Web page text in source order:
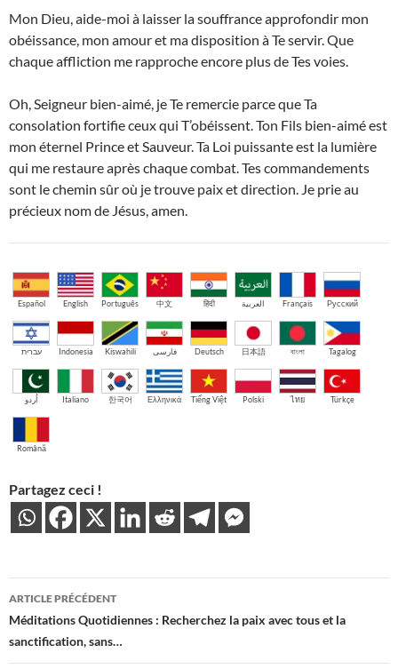
Mon Dieu, aide-moi à laisser la souffrance approfondir mon
obéissance, mon amour et ma disposition à Te servir. Que
chaque affliction me rapproche encore plus de Tes voies.
Oh, Seigneur bien-aimé, je Te remercie parce que Ta
consolation fortifie ceux qui T’obéissent. Ton Fils bien-aimé est
mon éternel Prince et Sauveur. Ta Loi puissante est la lumière
qui me restaure après chaque combat. Tes commandements
sont le chemin sûr où je trouve paix et direction. Je prie au
précieux nom de Jésus, amen.
Español English Português 中文 हिंदी العربية Français Русский
עברית Indonesia Kiswahili فارسی Deutsch 日本語 বাংলা Tagalog
اُردو Italiano 한국어 Ελληνικά Tiếng Việt Polski ไทย Türkçe
Română
Partagez ceci !
Navigation
des
articles
ARTICLE PRÉCÉDENT
Méditations Quotidiennes : Recherchez la paix avec tous et la
sanctification, sans…